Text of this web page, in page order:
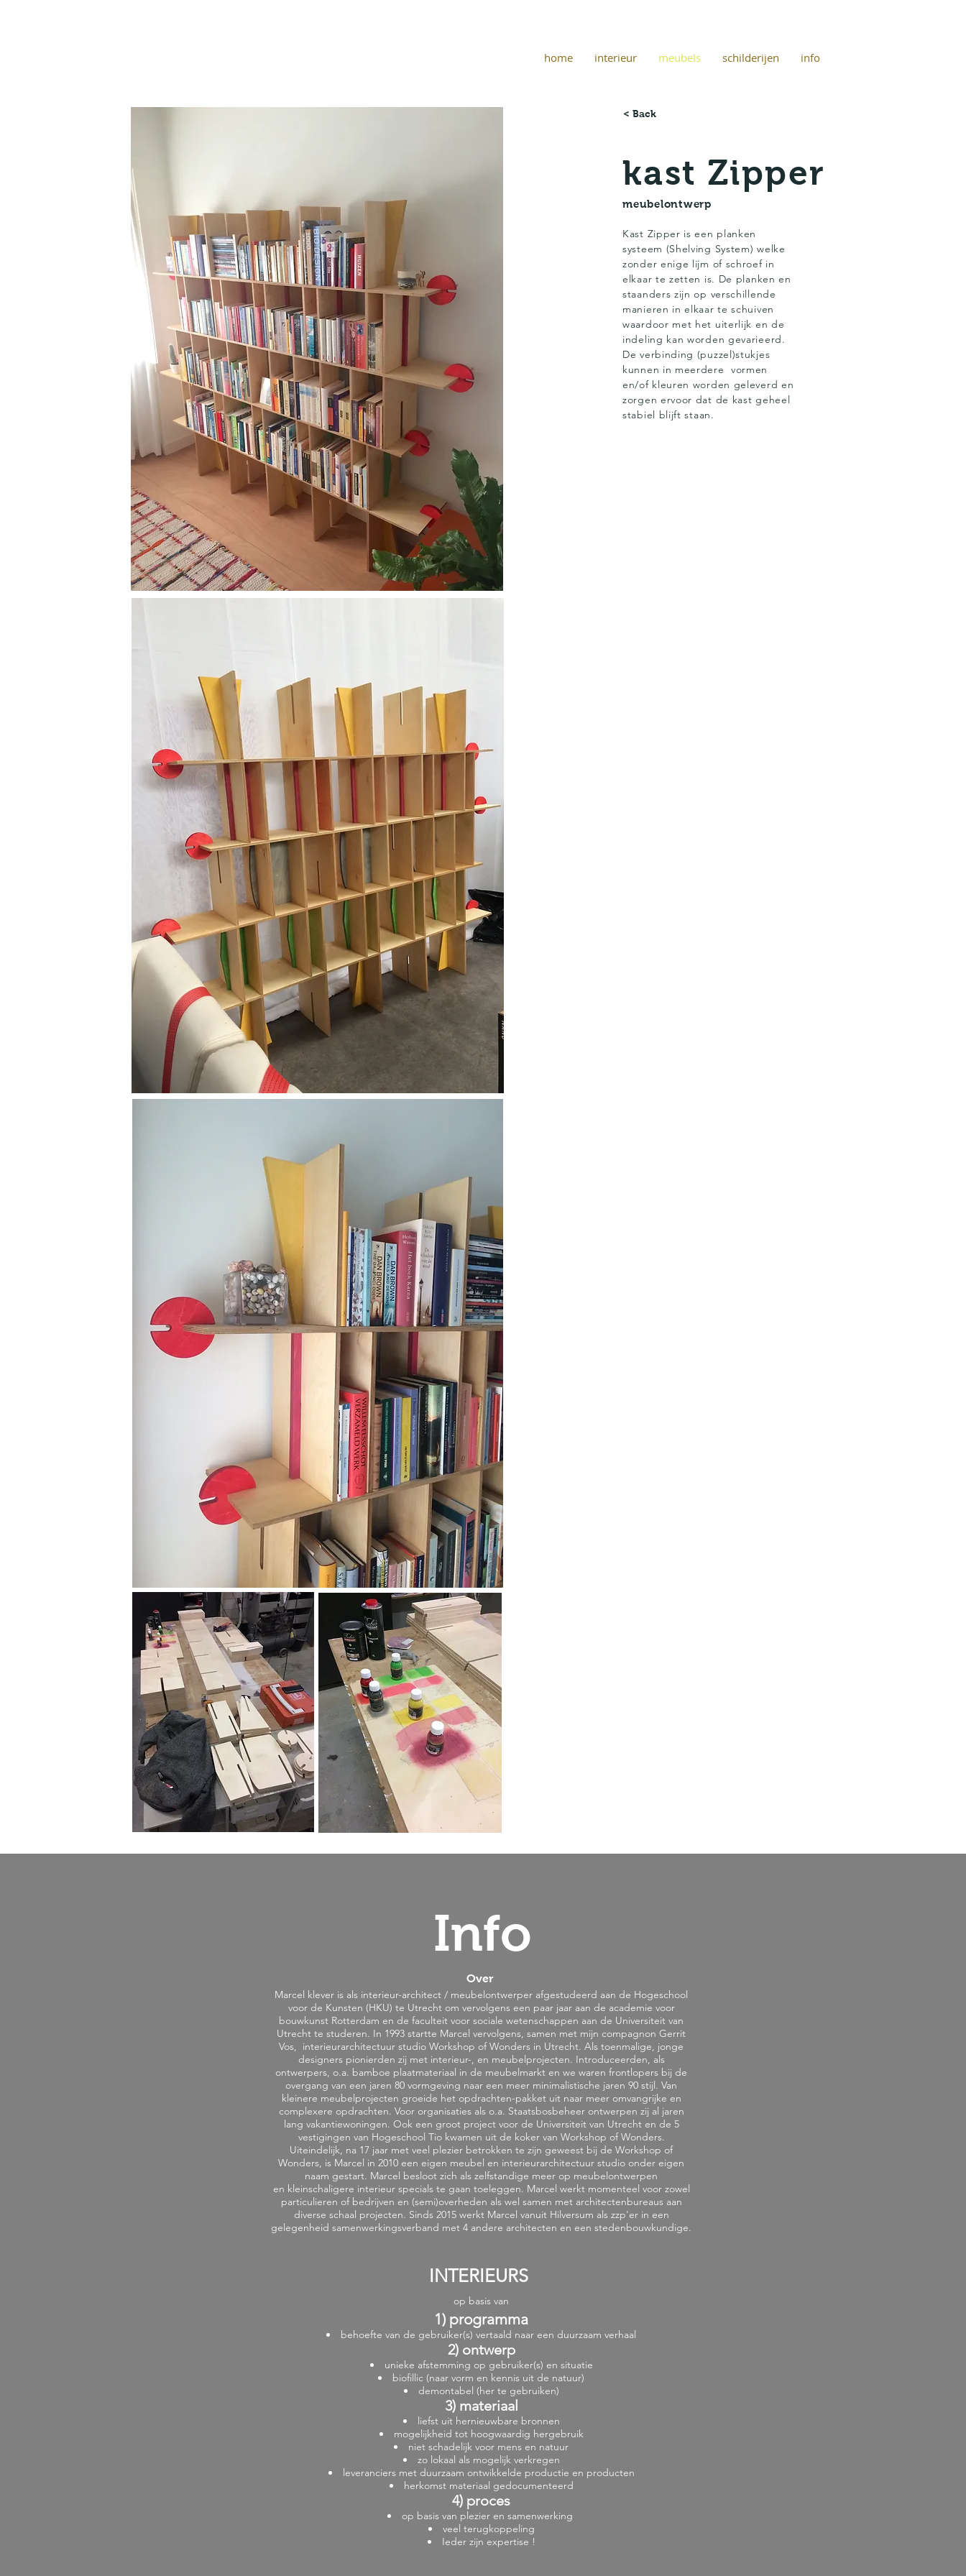
home interieur meubels schilderijen info
< Back
kast Zipper
meubelontwerp
Kast Zipper is een planken
systeem (Shelving System) welke
zonder enige lijm of schroef in
elkaar te zetten is. De planken en
staanders zijn op verschillende
manieren in elkaar te schuiven
waardoor met het uiterlijk en de
indeling kan worden gevarieerd.
De verbinding (puzzel)stukjes
kunnen in meerdere vormen
en/of kleuren worden geleverd en
zorgen ervoor dat de kast geheel
stabiel blijft staan.
Info
Over
Marcel klever is als interieur-architect / meubelontwerper afgestudeerd aan de Hogeschool
voor de Kunsten (HKU) te Utrecht om vervolgens een paar jaar aan de academie voor
bouwkunst Rotterdam en de faculteit voor sociale wetenschappen aan de Universiteit van
Utrecht te studeren. In 1993 startte Marcel vervolgens, samen met mijn compagnon Gerrit
Vos, interieurarchitectuur studio Workshop of Wonders in Utrecht. Als toenmalige, jonge
designers pionierden zij met interieur-, en meubelprojecten. Introduceerden, als
ontwerpers, o.a. bamboe plaatmateriaal in de meubelmarkt en we waren frontlopers bij de
overgang van een jaren 80 vormgeving naar een meer minimalistische jaren 90 stijl. Van
kleinere meubelprojecten groeide het opdrachten-pakket uit naar meer omvangrijke en
complexere opdrachten. Voor organisaties als o.a. Staatsbosbeheer ontwerpen zij al jaren
lang vakantiewoningen. Ook een groot project voor de Universiteit van Utrecht en de 5
vestigingen van Hogeschool Tio kwamen uit de koker van Workshop of Wonders.
Uiteindelijk, na 17 jaar met veel plezier betrokken te zijn geweest bij de Workshop of
Wonders, is Marcel in 2010 een eigen meubel en interieurarchitectuur studio onder eigen
naam gestart. Marcel besloot zich als zelfstandige meer op meubelontwerpen
en kleinschaligere interieur specials te gaan toeleggen. Marcel werkt momenteel voor zowel
particulieren of bedrijven en (semi)overheden als wel samen met architectenbureaus aan
diverse schaal projecten. Sinds 2015 werkt Marcel vanuit Hilversum als zzp'er in een
gelegenheid samenwerkingsverband met 4 andere architecten en een stedenbouwkundige.
INTERIEURS
op basis van
1) programma
behoefte van de gebruiker(s) vertaald naar een duurzaam verhaal
2) ontwerp
unieke afstemming op gebruiker(s) en situatie
biofillic (naar vorm en kennis uit de natuur)
demontabel (her te gebruiken)
3) materiaal
liefst uit hernieuwbare bronnen
mogelijkheid tot hoogwaardig hergebruik
niet schadelijk voor mens en natuur
zo lokaal als mogelijk verkregen
leveranciers met duurzaam ontwikkelde productie en producten
herkomst materiaal gedocumenteerd
4) proces
op basis van plezier en samenwerking
veel terugkoppeling
Ieder zijn expertise !